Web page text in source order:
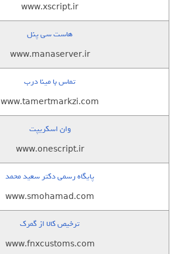
www.xscript.ir
هاست سی پنل
www.manaserver.ir
تماس با مینا درب
www.tamertmarkzi.com
وان اسکریپت
www.onescript.ir
پایگاه رسمی دکتر سعید محمد
www.smohamad.com
ترخیص کالا از گمرک
www.fnxcustoms.com